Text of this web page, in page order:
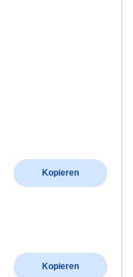
Kopieren
Kopieren